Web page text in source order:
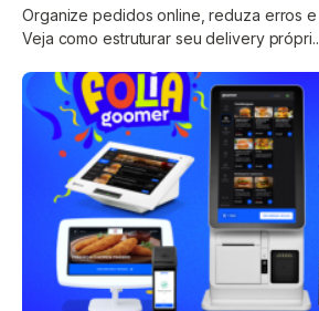
Organize pedidos online, reduza erros e
Veja como estruturar seu delivery